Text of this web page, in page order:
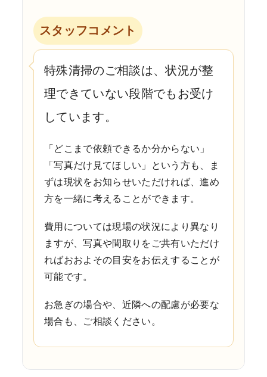
スタッフコメント
特殊清掃のご相談は、状況が整
理できていない段階でもお受け
しています。
「どこまで依頼できるか分からない」
「写真だけ見てほしい」という方も、ま
ずは現状をお知らせいただければ、進め
方を一緒に考えることができます。
費用については現場の状況により異なり
ますが、写真や間取りをご共有いただけ
ればおおよその目安をお伝えすることが
可能です。
お急ぎの場合や、近隣への配慮が必要な
場合も、ご相談ください。